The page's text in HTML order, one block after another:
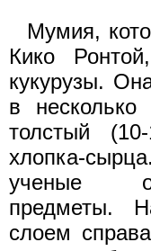
Мумия,
Кико
кукурузы.
в
толстый
хлопка-
ученые
предметы.
слоем